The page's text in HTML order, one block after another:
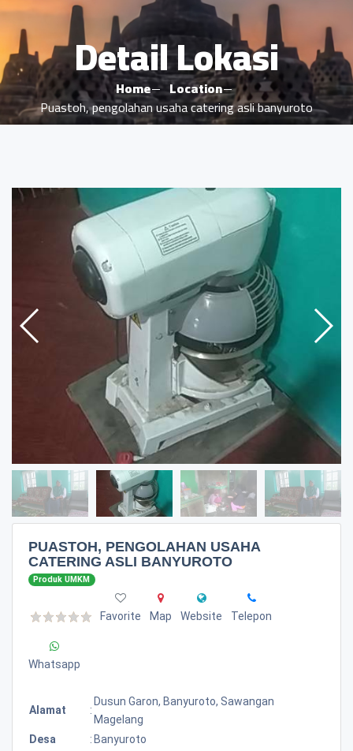
Detail Lokasi
Home
Location
Puastoh, pengolahan usaha catering asli banyuroto
PUASTOH, PENGOLAHAN USAHA
CATERING ASLI BANYUROTO
Produk UMKM
Favorite Map Website Telepon
Whatsapp
Alamat :
Dusun Garon, Banyuroto, Sawangan
Magelang
Desa
: Banyuroto